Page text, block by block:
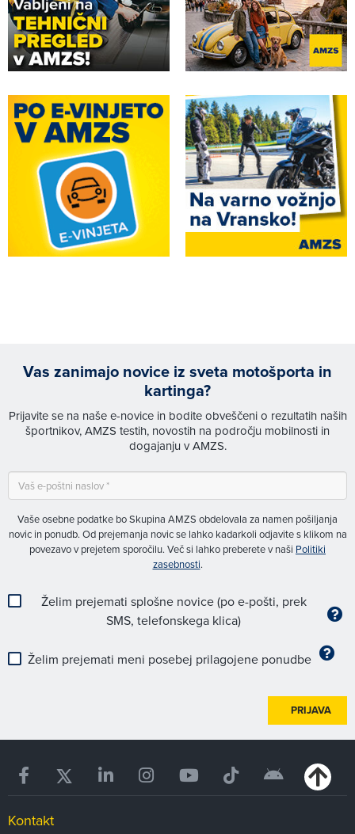
Vas zanimajo novice iz sveta motošporta in
kartinga?
Prijavite se na naše e-novice in bodite obveščeni o rezultatih naših
športnikov, AMZS testih, novostih na področju mobilnosti in
dogajanju v AMZS.
Vaše osebne podatke bo Skupina AMZS obdelovala za namen pošiljanja
novic in ponudb. Od prejemanja novic se lahko kadarkoli odjavite s klikom na
povezavo v prejetem sporočilu. Več si lahko preberete v naši Politiki
zasebnosti.
Želim prejemati splošne novice (po e-pošti, prek
SMS, telefonskega klica)
Želim prejemati meni posebej prilagojene ponudbe
PRIJAVA
Kontakt